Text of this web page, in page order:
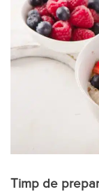
Timp de